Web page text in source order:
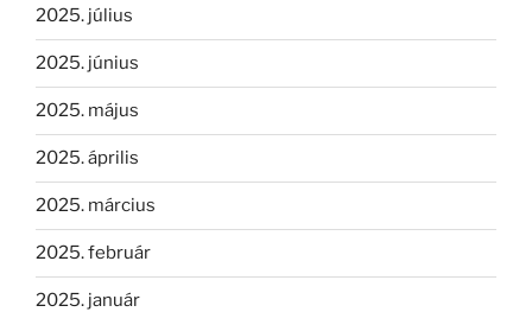
2025. július
2025. június
2025. május
2025. április
2025. március
2025. február
2025. január